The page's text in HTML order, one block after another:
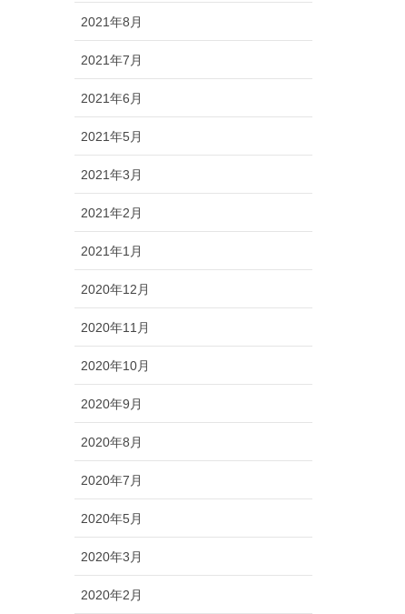
2021年8月
2021年7月
2021年6月
2021年5月
2021年3月
2021年2月
2021年1月
2020年12月
2020年11月
2020年10月
2020年9月
2020年8月
2020年7月
2020年5月
2020年3月
2020年2月